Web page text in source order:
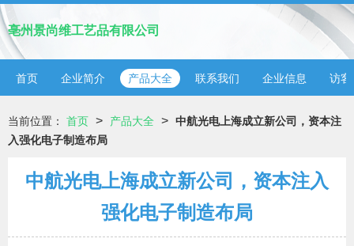
亳州景尚维工艺品有限公司
首页 企业简介 产品大全 联系我们 企业信息 访客
当前位置： 首页 > 产品大全 > 中航光电上海成立新公司，资本注
入强化电子制造布局
中航光电上海成立新公司，资本注入
强化电子制造布局